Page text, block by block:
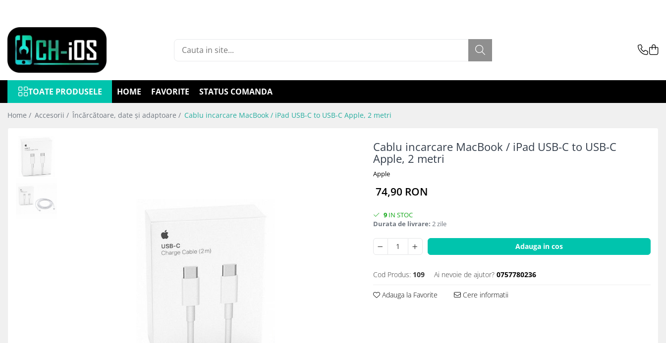
Dispozitive
iPhone
iPhone 11
iPhone 11 Pro
iPhone 12
iPhone 12 Pro
iPhone 12 Pro Max
iPhone 13 Pro Max
iPhone 14
TOATE PRODUSELE HOME FAVORITE STATUS COMANDA
Home / Accesorii / Încărcătoare, date și adaptoare / Cablu incarcare MacBook / iPad USB-C to USB-C Apple, 2 metri
Cablu incarcare MacBook / iPad USB-C to USB-C
Apple, 2 metri
Apple
74,90 RON
9IN STOC
Durata de livrare: 2 zile
Adauga in cos
Cod Produs: 109 Ai nevoie de ajutor? 0757780236
Adauga la Favorite Cere informatii